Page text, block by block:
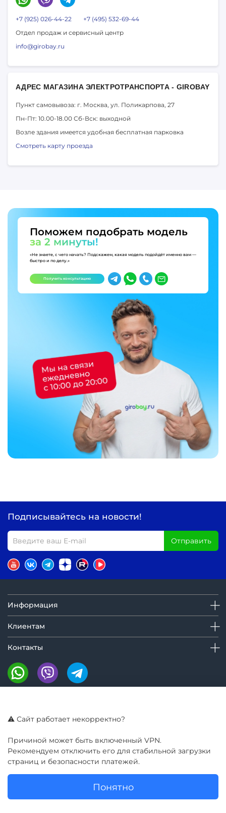
+7 (925) 026-44-22
+7 (495) 532-69-44
Отдел продаж и сервисный центр
info@girobay.ru
АДРЕС МАГАЗИНА ЭЛЕКТРОТРАНСПОРТА - GIROBAY
Пункт самовывоза: г. Москва, ул. Поликарпова, 27
Пн-Пт: 10.00-18.00 Сб-Вск: выходной
Возле здания имеется удобная бесплатная парковка
Смотреть карту проезда
Поможем подобрать модель
за 2 минуты!
«Не знаете, с чего начать? Подскажем, какая модель подойдёт именно вам —
быстро и по делу.»
Получить консультацию
Подписывайтесь на новости!
Отправить
Информация
Клиентам
Контакты
⚠️ Сайт работает некорректно?
Причиной может быть включенный VPN.
Рекомендуем отключить его для стабильной загрузки
страниц и безопасности платежей.
Понятно